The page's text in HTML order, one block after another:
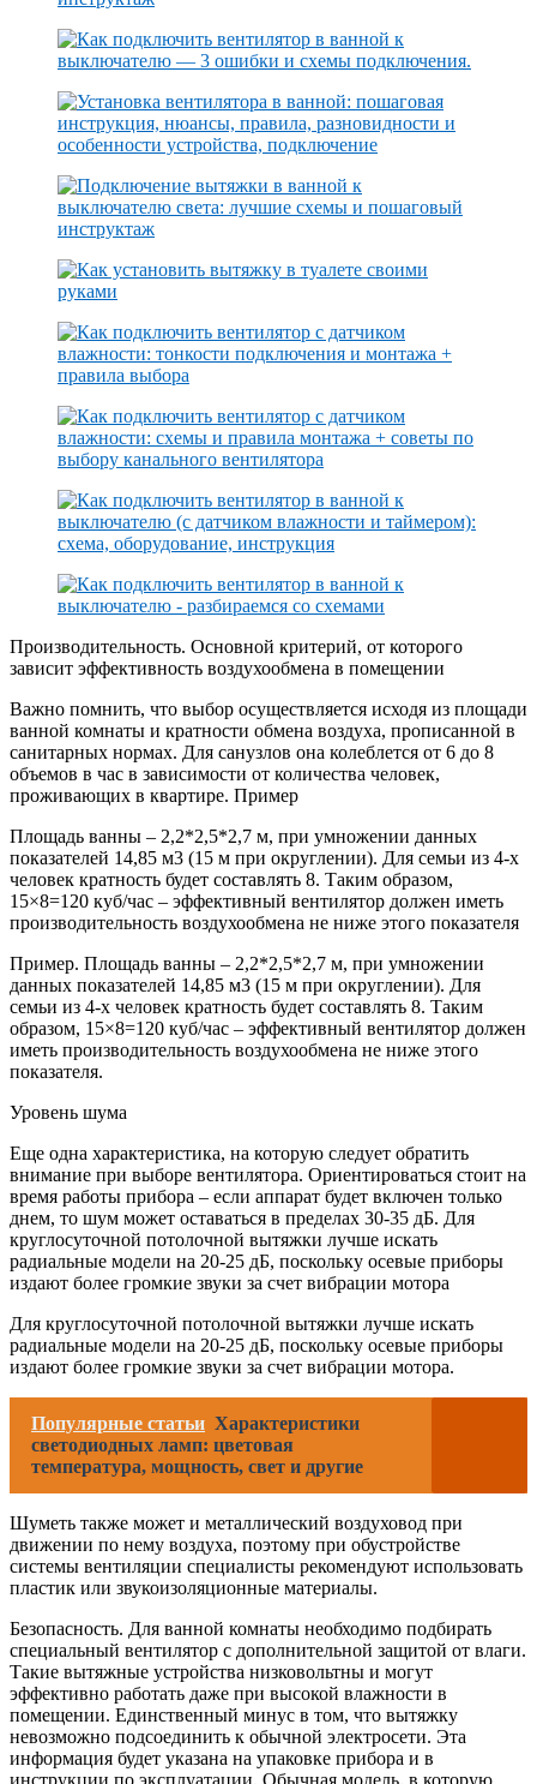
Производительность. Основной критерий, от которого
зависит эффективность воздухообмена в помещении
Важно помнить, что выбор осуществляется исходя из площади
ванной комнаты и кратности обмена воздуха, прописанной в
санитарных нормах. Для санузлов она колеблется от 6 до 8
объемов в час в зависимости от количества человек,
проживающих в квартире. Пример
Площадь ванны – 2,2*2,5*2,7 м, при умножении данных
показателей 14,85 м3 (15 м при округлении). Для семьи из 4-х
человек кратность будет составлять 8. Таким образом,
15×8=120 куб/час – эффективный вентилятор должен иметь
производительность воздухообмена не ниже этого показателя
Пример. Площадь ванны – 2,2*2,5*2,7 м, при умножении
данных показателей 14,85 м3 (15 м при округлении). Для
семьи из 4-х человек кратность будет составлять 8. Таким
образом, 15×8=120 куб/час – эффективный вентилятор должен
иметь производительность воздухообмена не ниже этого
показателя.
Уровень шума
Еще одна характеристика, на которую следует обратить
внимание при выборе вентилятора. Ориентироваться стоит на
время работы прибора – если аппарат будет включен только
днем, то шум может оставаться в пределах 30-35 дБ. Для
круглосуточной потолочной вытяжки лучше искать
радиальные модели на 20-25 дБ, поскольку осевые приборы
издают более громкие звуки за счет вибрации мотора
Для круглосуточной потолочной вытяжки лучше искать
радиальные модели на 20-25 дБ, поскольку осевые приборы
издают более громкие звуки за счет вибрации мотора.
Популярные статьи Характеристики
светодиодных ламп: цветовая
температура, мощность, свет и другие
Шуметь также может и металлический воздуховод при
движении по нему воздуха, поэтому при обустройстве
системы вентиляции специалисты рекомендуют использовать
пластик или звукоизоляционные материалы.
Безопасность. Для ванной комнаты необходимо подбирать
специальный вентилятор с дополнительной защитой от влаги.
Такие вытяжные устройства низковольтны и могут
эффективно работать даже при высокой влажности в
помещении. Единственный минус в том, что вытяжку
невозможно подсоединить к обычной электросети. Эта
информация будет указана на упаковке прибора и в
инструкции по эксплуатации. Обычная модель, в которую